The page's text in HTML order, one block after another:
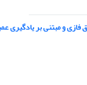
و مبتنی بر یادگیری